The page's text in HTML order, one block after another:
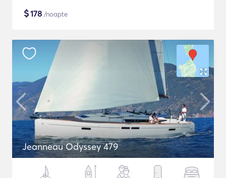
$178 /noapte
Jeanneau Odyssey 479